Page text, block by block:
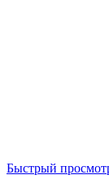
Быстрый